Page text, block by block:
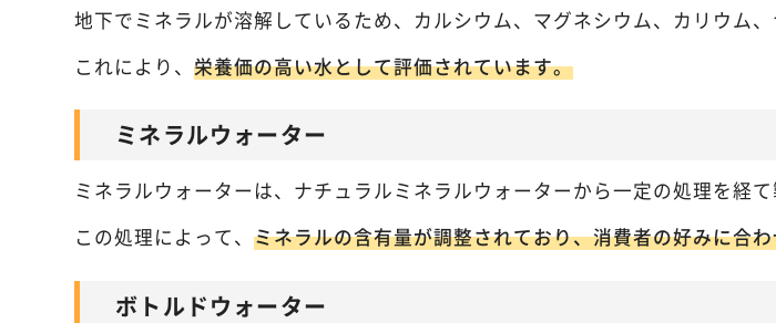
地下でミネラルが溶解しているため、カルシウム、マグネシウム、カリウム
これにより、栄養価の高い水として評価されています。
ミネラルウォーター
ミネラルウォーターは、ナチュラルミネラルウォーターから一定の処理を経て
この処理によって、ミネラルの含有量が調整されており、消費者の好みに合
ボトルドウォーター
※ご確認ください